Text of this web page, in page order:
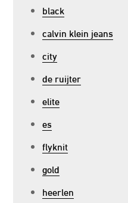
black
calvin klein jeans
city
de ruijter
elite
es
flyknit
gold
heerlen